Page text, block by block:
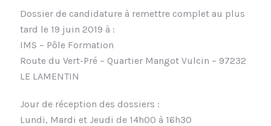
Dossier de candidature à remettre complet au plus
tard le 19 juin 2019 à :
IMS – Pôle Formation
Route du Vert-Pré – Quartier Mangot Vulcin – 97232
LE LAMENTIN
Jour de réception des dossiers :
Lundi, Mardi et Jeudi de 14h00 à 16h30